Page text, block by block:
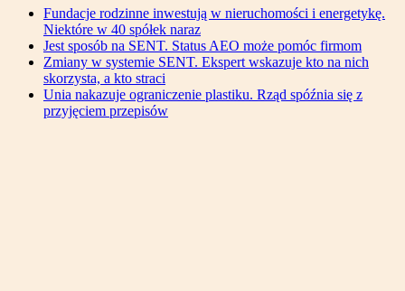
Fundacje rodzinne inwestują w nieruchomości i energetykę.
Niektóre w 40 spółek naraz
Jest sposób na SENT. Status AEO może pomóc firmom
Zmiany w systemie SENT. Ekspert wskazuje kto na nich
skorzysta, a kto straci
Unia nakazuje ograniczenie plastiku. Rząd spóźnia się z
przyjęciem przepisów